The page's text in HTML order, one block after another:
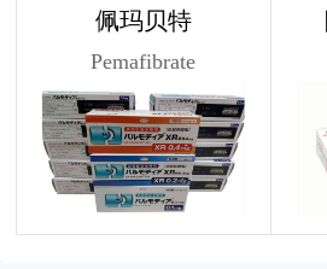
佩玛贝特
Pemafibrate